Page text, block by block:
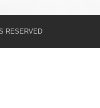
RESERVED